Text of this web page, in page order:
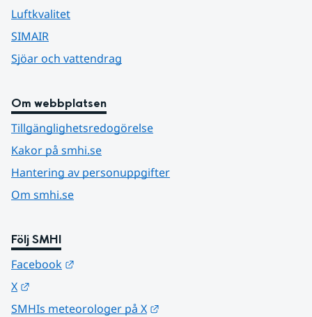
Luftkvalitet
SIMAIR
Sjöar och vattendrag
Om webbplatsen
Tillgänglighetsredogörelse
Kakor på smhi.se
Hantering av personuppgifter
Om smhi.se
Följ SMHI
Facebook
X
SMHIs meteorologer på X